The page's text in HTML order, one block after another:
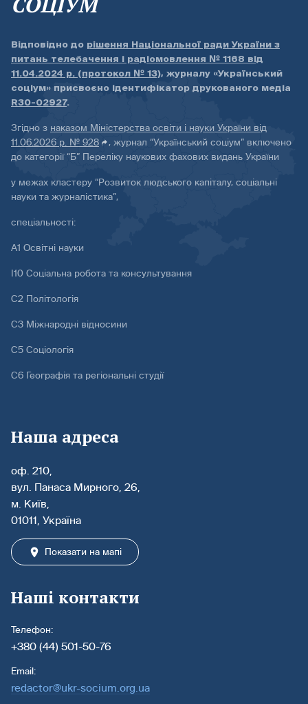
Відповідно до рішення Національної ради України з
питань телебачення і радіомовлення № 1168 від
11.04.2024 р. (протокол № 13), журналу «Український
соціум» присвоєно ідентифікатор друкованого медіа
R30-02927.
Згідно з наказом Міністерства освіти і науки України від
11.06.2026 р. № 928
, журнал “Український соціум” включено
до категорії “Б” Переліку наукових фахових видань України
у межах кластеру “Розвиток людського капіталу, соціальні
науки та журналістика”,
спеціальності:
А1 Освітні науки
І10 Соціальна робота та консультування
С2 Політологія
С3 Міжнародні відносини
С5 Соціологія
С6 Географія та регіональні студії
Наша адреса
оф. 210,
вул. Панаса Мирного, 26,
м. Київ,
01011, Україна
Показати на мапі
Наші контакти
Телефон:
+380 (44) 501-50-76
Email:
redactor@ukr-socium.org.ua